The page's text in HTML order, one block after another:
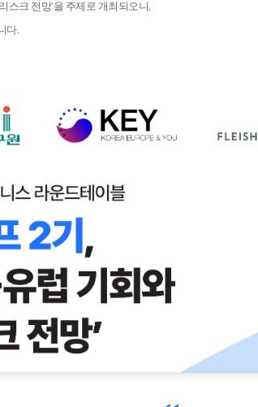
스크 전망'을 주제로 개최되오니,
다.